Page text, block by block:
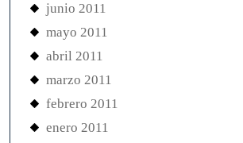
junio 2011
mayo 2011
abril 2011
marzo 2011
febrero 2011
enero 2011